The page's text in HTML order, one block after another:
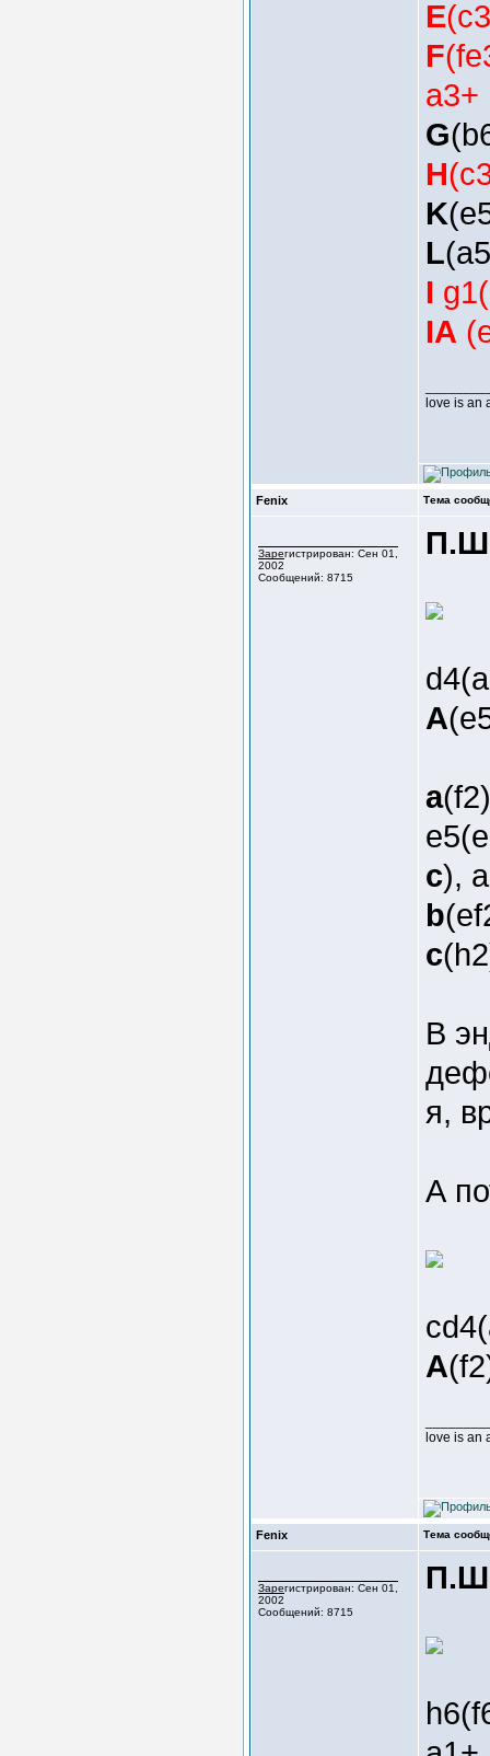
E
F
a3+
G
H
K
L
I
IA
love is an
Fenix Тема
Зарегистрирован: Сен 01,
2002
Сообщений: 8715
A
a
c),
b
c
В
я,
А
A
love is an
Fenix Тема
Зарегистрирован: Сен 01,
2002
Сообщений: 8715